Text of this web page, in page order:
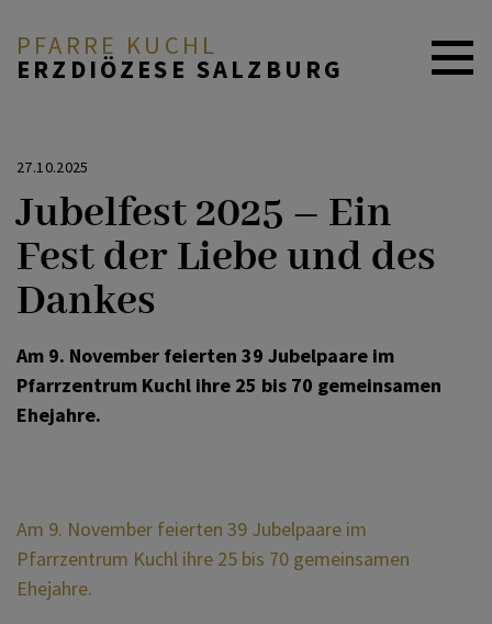
PFARRE KUCHL
ERZDIÖZESE SALZBURG
GOTTESDIENSTORDNUNG
ICH MÖCHTE ...
ORGEL PROJEKT
KATHOLISCHE
FRAUENBEWEGUNG
27.10.2025
Jubelfest 2025 – Ein
Fest der Liebe und des
Dankes
Am 9. November feierten 39 Jubelpaare im
Pfarrzentrum Kuchl ihre 25 bis 70 gemeinsamen
Ehejahre.
Am 9. November feierten 39 Jubelpaare im
Pfarrzentrum Kuchl ihre 25 bis 70 gemeinsamen
Ehejahre.